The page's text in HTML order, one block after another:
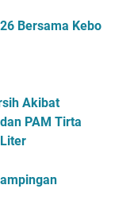
Bersama Kebo
Akibat
PAM Tirta